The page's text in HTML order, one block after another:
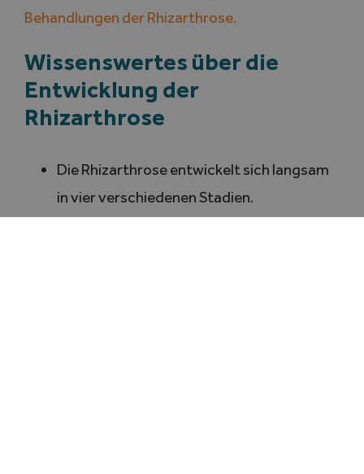
Behandlungen der Rhizarthrose.
Wissenswertes über die
Entwicklung der
Rhizarthrose
Die Rhizarthrose entwickelt sich langsam
in vier verschiedenen Stadien.